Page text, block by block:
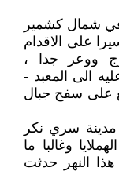
في شمال كشمير
على الاقدام
ووعر جدا ،
الى المعبد -
على سفح جبال
سري نكر
وغالبا ما
النهر حدثت